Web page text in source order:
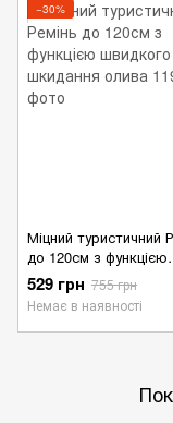
−30%
Міцний туристичний
до 120см з функцією
швидкого шкидання
529 грн 755 грн
Немає в наявності